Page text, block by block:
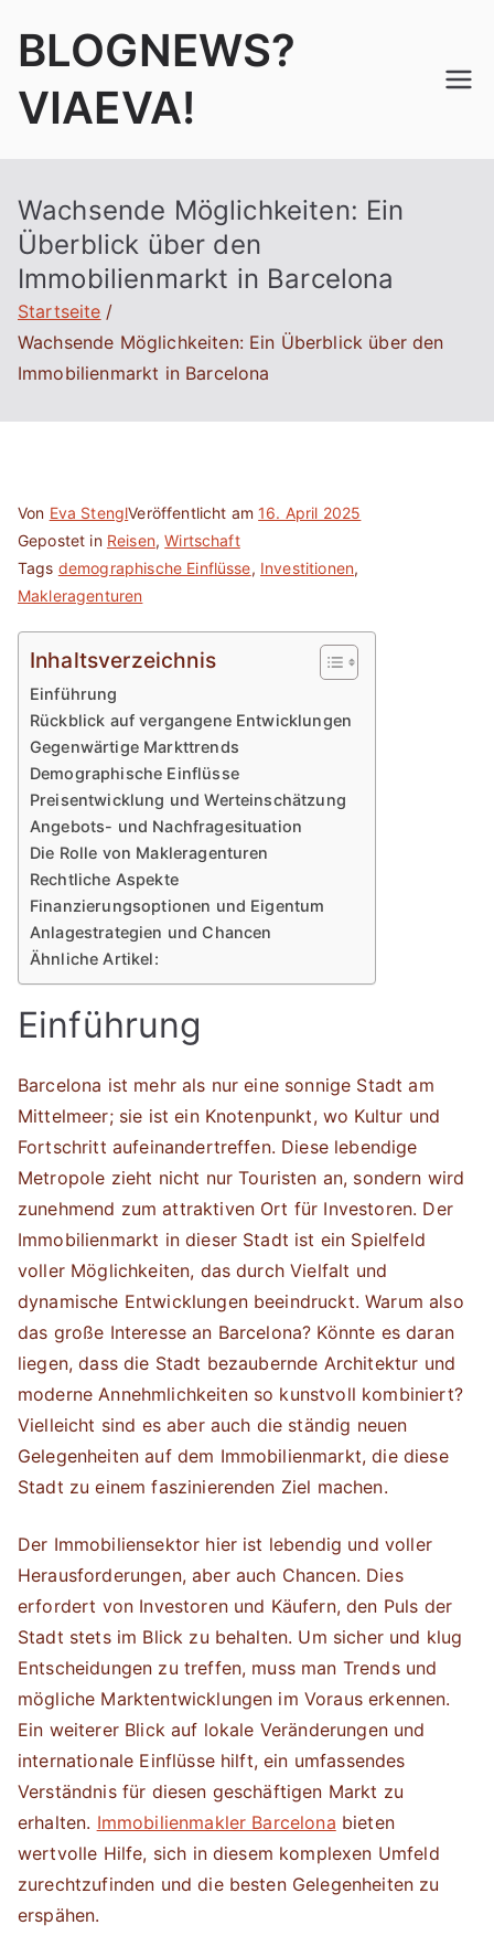
InhaltBLOGNEWS?
VIAEVA!
Wachsende Möglichkeiten: Ein
Überblick über den
Immobilienmarkt in Barcelona
Startseite
Wachsende Möglichkeiten: Ein Überblick über den
Immobilienmarkt in Barcelona
Von Eva StenglVeröffentlicht am16. April 2025
Gepostet in Reisen,Wirtschaft
Tags demographische Einflüsse, Investitionen,
Makleragenturen
Inhaltsverzeichnis
Einführung
Rückblick auf vergangene Entwicklungen
Gegenwärtige Markttrends
Demographische Einflüsse
Preisentwicklung und Werteinschätzung
Angebots- und Nachfragesituation
Die Rolle von Makleragenturen
Rechtliche Aspekte
Finanzierungsoptionen und Eigentum
Anlagestrategien und Chancen
Ähnliche Artikel:
Einführung
Barcelona ist mehr als nur eine sonnige Stadt am
Mittelmeer; sie ist ein Knotenpunkt, wo Kultur und
Fortschritt aufeinandertreffen. Diese lebendige
Metropole zieht nicht nur Touristen an, sondern wird
zunehmend zum attraktiven Ort für Investoren. Der
Immobilienmarkt in dieser Stadt ist ein Spielfeld
voller Möglichkeiten, das durch Vielfalt und
dynamische Entwicklungen beeindruckt. Warum also
das große Interesse an Barcelona? Könnte es daran
liegen, dass die Stadt bezaubernde Architektur und
moderne Annehmlichkeiten so kunstvoll kombiniert?
Vielleicht sind es aber auch die ständig neuen
Gelegenheiten auf dem Immobilienmarkt, die diese
Stadt zu einem faszinierenden Ziel machen.
Der Immobiliensektor hier ist lebendig und voller
Herausforderungen, aber auch Chancen. Dies
erfordert von Investoren und Käufern, den Puls der
Stadt stets im Blick zu behalten. Um sicher und klug
Entscheidungen zu treffen, muss man Trends und
mögliche Marktentwicklungen im Voraus erkennen.
Ein weiterer Blick auf lokale Veränderungen und
internationale Einflüsse hilft, ein umfassendes
Verständnis für diesen geschäftigen Markt zu
erhalten. Immobilienmakler Barcelona bieten
wertvolle Hilfe, sich in diesem komplexen Umfeld
zurechtzufinden und die besten Gelegenheiten zu
erspähen.